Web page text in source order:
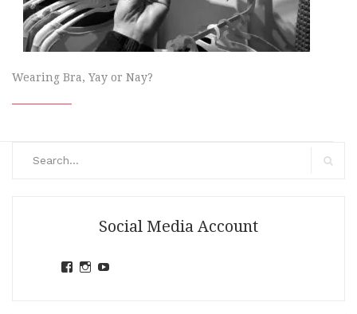
Wearing Bra, Yay or Nay?
Social Media Account
ViewView